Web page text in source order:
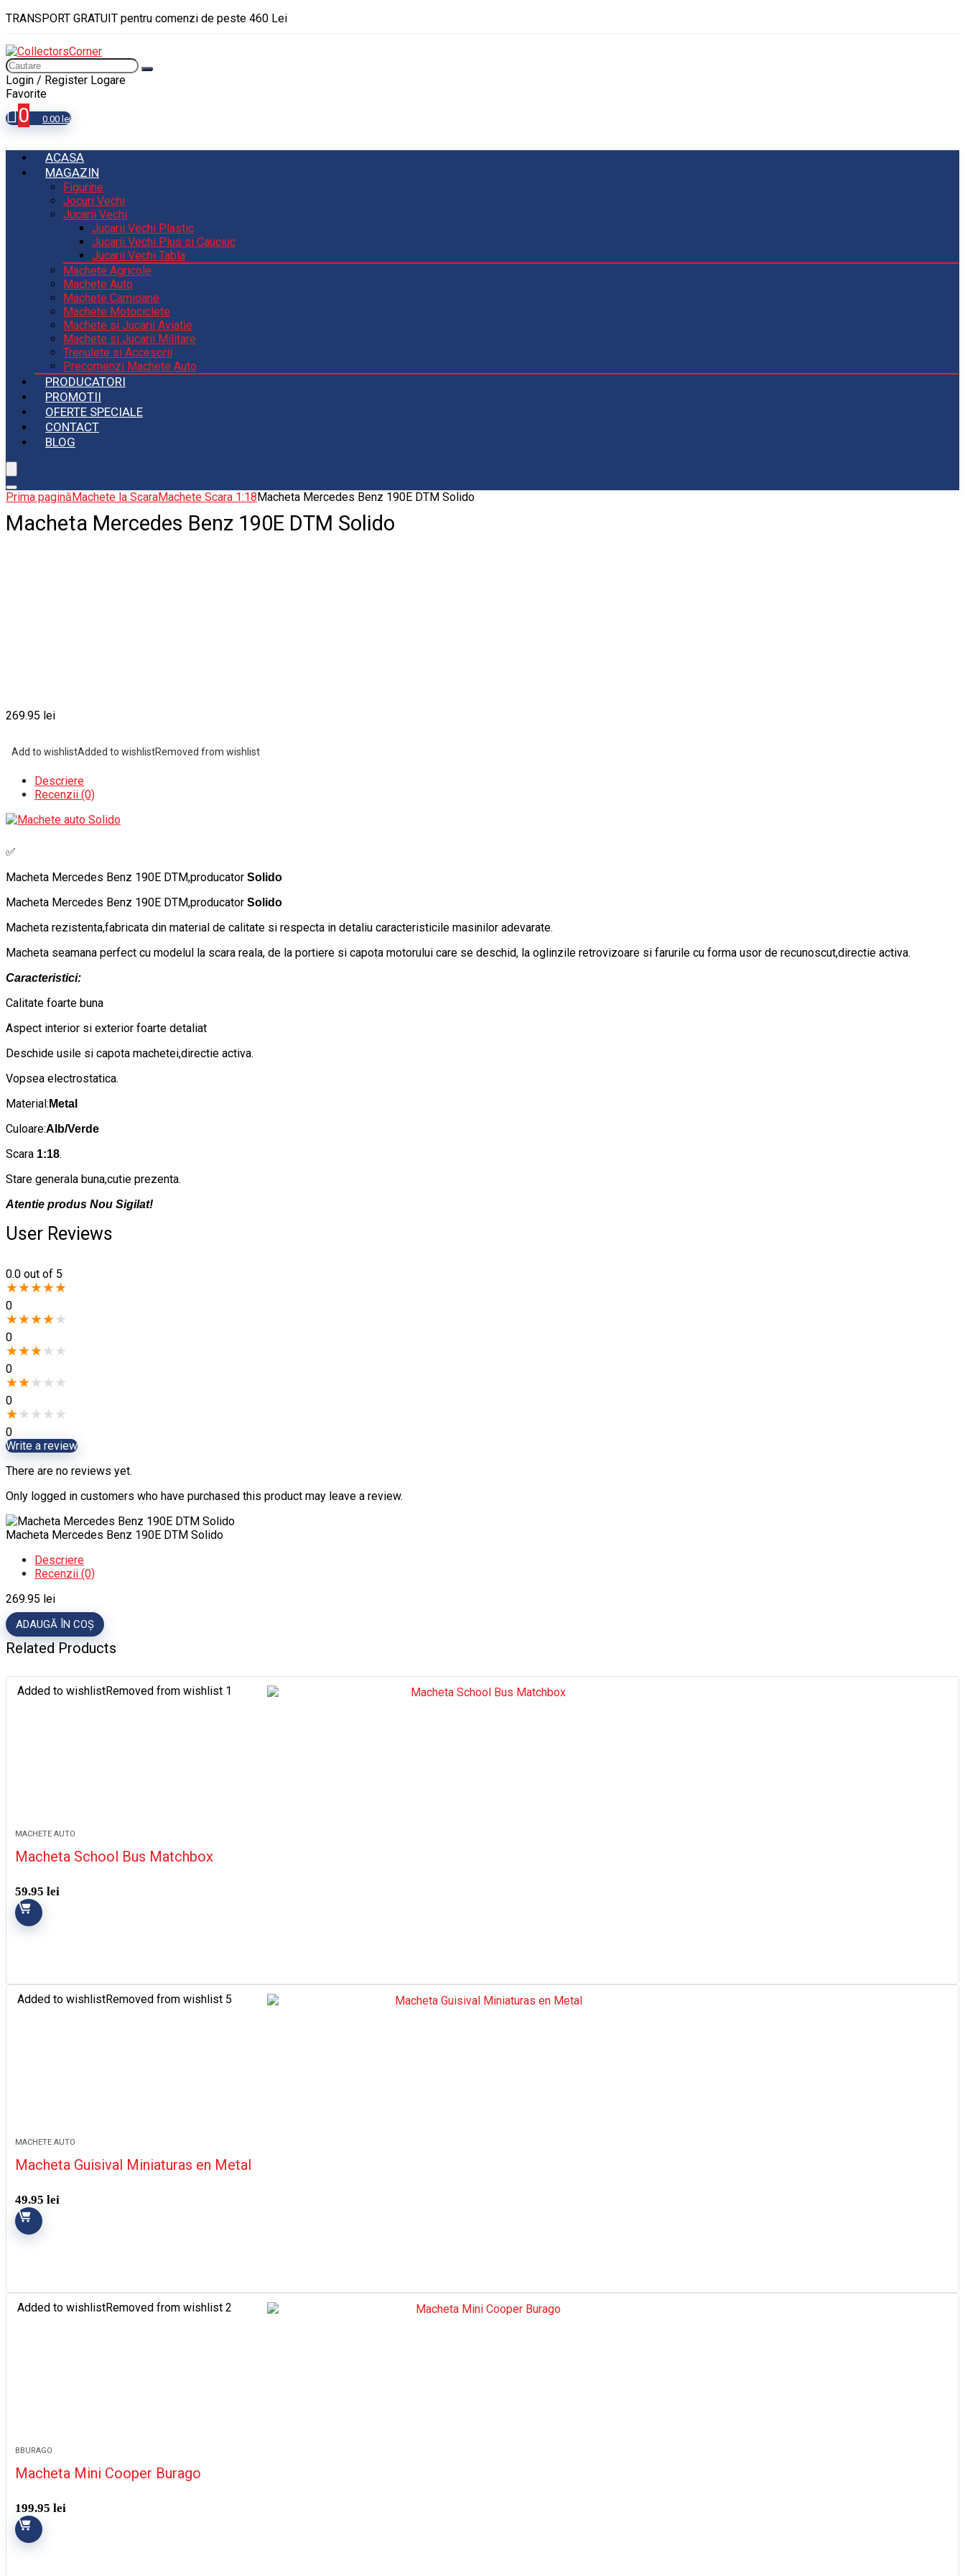
TRANSPORT GRATUIT pentru comenzi de peste 460 Lei
Login / Register Logare
Favorite
0 0.00 lei
ACASA
MAGAZIN
Figurine
Jocuri Vechi
Jucarii Vechi
Jucarii Vechi Plastic
Jucarii Vechi Plus si Cauciuc
Jucarii Vechi Tabla
Machete Agricole
Machete Auto
Machete Camioane
Machete Motociclete
Machete si Jucarii Aviatie
Machete si Jucarii Militare
Trenulete si Accesorii
Precomenzi Machete Auto
PRODUCATORI
PROMOTII
OFERTE SPECIALE
CONTACT
BLOG
Prima paginăMachete la ScaraMachete Scara 1:18Macheta Mercedes Benz 190E DTM Solido
Macheta Mercedes Benz 190E DTM Solido
269.95 lei
Add to wishlistAdded to wishlistRemoved from wishlist
Descriere
Recenzii (0)
✅
Macheta Mercedes Benz 190E DTM,producator Solido
Macheta Mercedes Benz 190E DTM,producator Solido
Macheta rezistenta,fabricata din material de calitate si respecta in detaliu caracteristicile masinilor adevarate.
Macheta seamana perfect cu modelul la scara reala, de la portiere si capota motorului care se deschid, la oglinzile retrovizoare si farurile cu forma usor de recunoscut,directie activa.
Caracteristici:
Calitate foarte buna
Aspect interior si exterior foarte detaliat
Deschide usile si capota machetei,directie activa.
Vopsea electrostatica.
Material: Metal
Culoare:Alb/Verde
Scara 1:18.
Stare generala buna,cutie prezenta.
Atentie produs Nou Sigilat!
User Reviews
0.0 out of 5
★★★★★
0
★★★★★
0
★★★★ ★
0
★★★ ★ ★
0
★★ ★ ★ ★
0
Write a review
There are no reviews yet.
Only logged in customers who have purchased this product may leave a review.
Macheta Mercedes Benz 190E DTM Solido
Descriere
Recenzii (0)
269.95 lei
ADAUGĂ ÎN COȘ
Related Products
Added to wishlistRemoved from wishlist 1
MACHETE AUTO
Macheta School Bus Matchbox
59.95 lei
Added to wishlistRemoved from wishlist 5
MACHETE AUTO
Macheta Guisival Miniaturas en Metal
49.95 lei
Added to wishlistRemoved from wishlist 2
BBURAGO
Macheta Mini Cooper Burago
199.95 lei